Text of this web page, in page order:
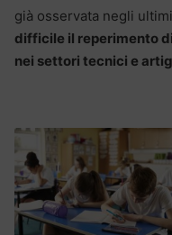
già osservata negli
difficile il reperimento
nei settori tecnici e